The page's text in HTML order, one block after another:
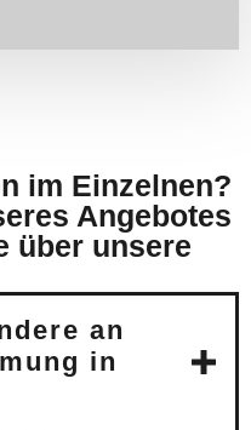
im Einzelnen?
Angebotes
über unsere
an
in